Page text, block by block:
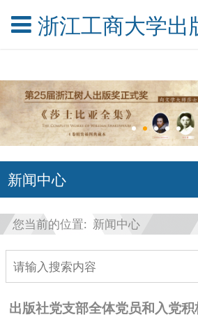
浙江工商大学出
新闻中心
您当前的位置: 新闻中心